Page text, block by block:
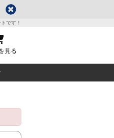
です！
見る